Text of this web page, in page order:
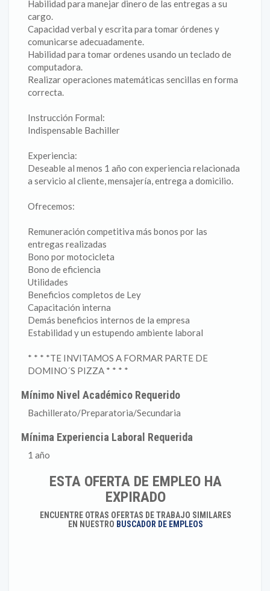
Habilidad para manejar dinero de las entregas a su
cargo.
Capacidad verbal y escrita para tomar órdenes y
comunicarse adecuadamente.
Habilidad para tomar ordenes usando un teclado de
computadora.
Realizar operaciones matemáticas sencillas en forma
correcta.
Instrucción Formal:
Indispensable Bachiller
Experiencia:
Deseable al menos 1 año con experiencia relacionada
a servicio al cliente, mensajería, entrega a domicilio.
Ofrecemos:
Remuneración competitiva más bonos por las
entregas realizadas
Bono por motocicleta
Bono de eficiencia
Utilidades
Beneficios completos de Ley
Capacitación interna
Demás beneficios internos de la empresa
Estabilidad y un estupendo ambiente laboral
* * * *TE INVITAMOS A FORMAR PARTE DE
DOMINO´S PIZZA * * * *
Mínimo Nivel Académico Requerido
Bachillerato/Preparatoria/Secundaria
Mínima Experiencia Laboral Requerida
1 año
ESTA OFERTA DE EMPLEO HA
EXPIRADO
ENCUENTRE OTRAS OFERTAS DE TRABAJO SIMILARES
EN NUESTRO BUSCADOR DE EMPLEOS